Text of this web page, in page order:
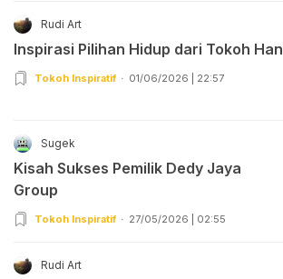
Rudi Art
Inspirasi Pilihan Hidup dari Tokoh Han
Tokoh Inspiratif 01/06/2026 | 22:57
Sugek
Kisah Sukses Pemilik Dedy Jaya
Group
Tokoh Inspiratif 27/05/2026 | 02:55
Rudi Art